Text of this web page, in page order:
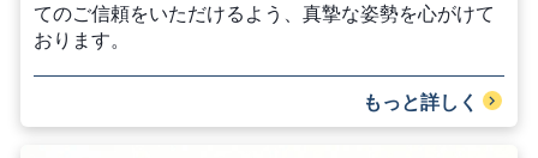
てのご信頼をいただけるよう、真摯な姿勢を心がけて
おります。
もっと詳しく